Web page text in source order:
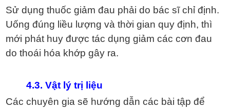
Sử dụng thuốc giảm đau phải do bác sĩ chỉ định.
Uống đúng liều lượng và thời gian quy định, thì
mới phát huy được tác dụng giảm các cơn đau
do thoái hóa khớp gây ra.
4.3. Vật lý trị liệu
Các chuyên gia sẽ hướng dẫn các bài tập để